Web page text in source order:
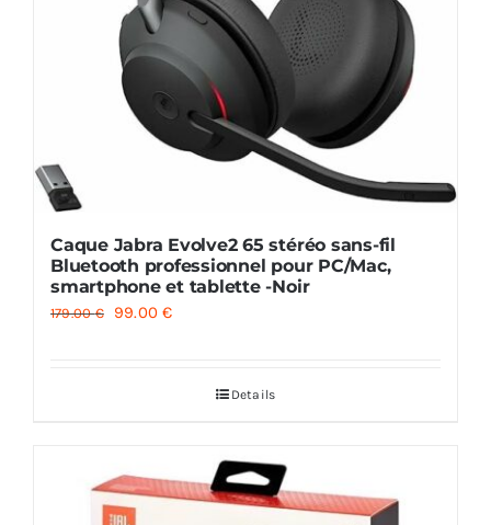
Caque Jabra Evolve2 65 stéréo sans-fil
Bluetooth professionnel pour PC/Mac,
smartphone et tablette -Noir
179.00€
Le
99.00€Le
Details